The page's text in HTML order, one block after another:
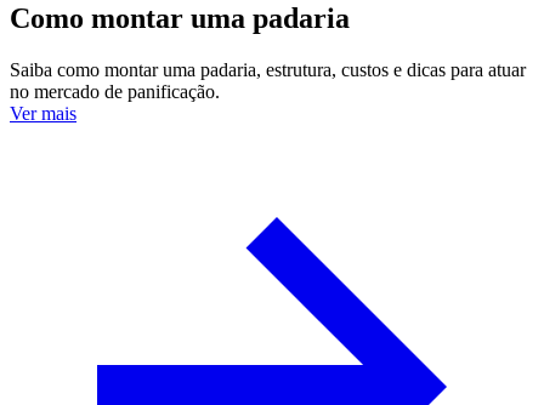
Como montar uma padaria
Saiba como montar uma padaria, estrutura, custos e dicas para atuar
no mercado de panificação.
Ver mais